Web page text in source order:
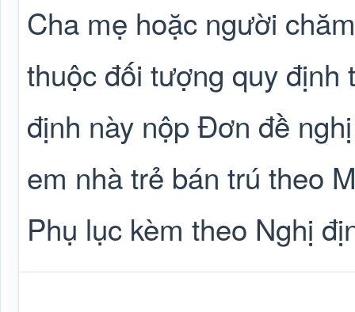
Cha mẹ hoặc người
thuộc đối tượng quy
định này nộp Đơn đề
em nhà trẻ bán trú theo
Phụ lục kèm theo Nghị